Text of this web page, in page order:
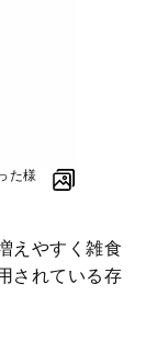
た様
えやすく雑食
されている存